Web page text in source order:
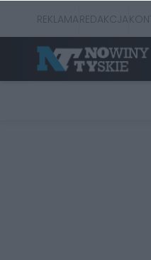
REKLAMAREDAKCJA